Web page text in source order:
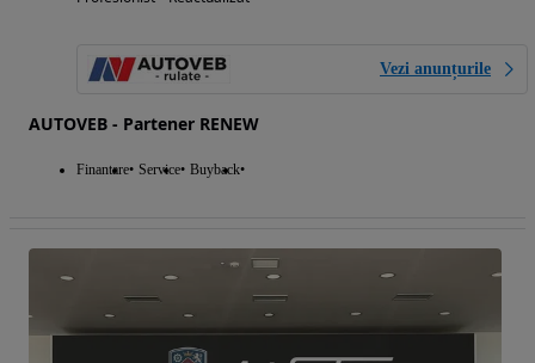
Vezi anunțurile
AUTOVEB - Partener RENEW
Finantare Service Buyback